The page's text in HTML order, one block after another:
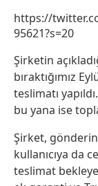
https://
95621?s=20
Şirketin
bıraktığımız
teslimatı
bu yana ise
Şirket,
kullanıcıya da
teslimat